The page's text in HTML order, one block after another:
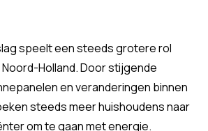
speelt een steeds grotere rol
Holland. Door stijgende
en veranderingen binnen
steeds meer huishoudens naar
om te gaan met energie.